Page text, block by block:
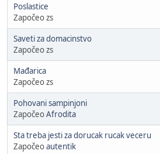
Poslastice
Započeo zs
Saveti za domacinstvo
Započeo zs
Mađarica
Započeo zs
Pohovani sampinjoni
ZapočeoAfrodita
Sta treba jesti za dorucak rucak veceru
Započeoautentik